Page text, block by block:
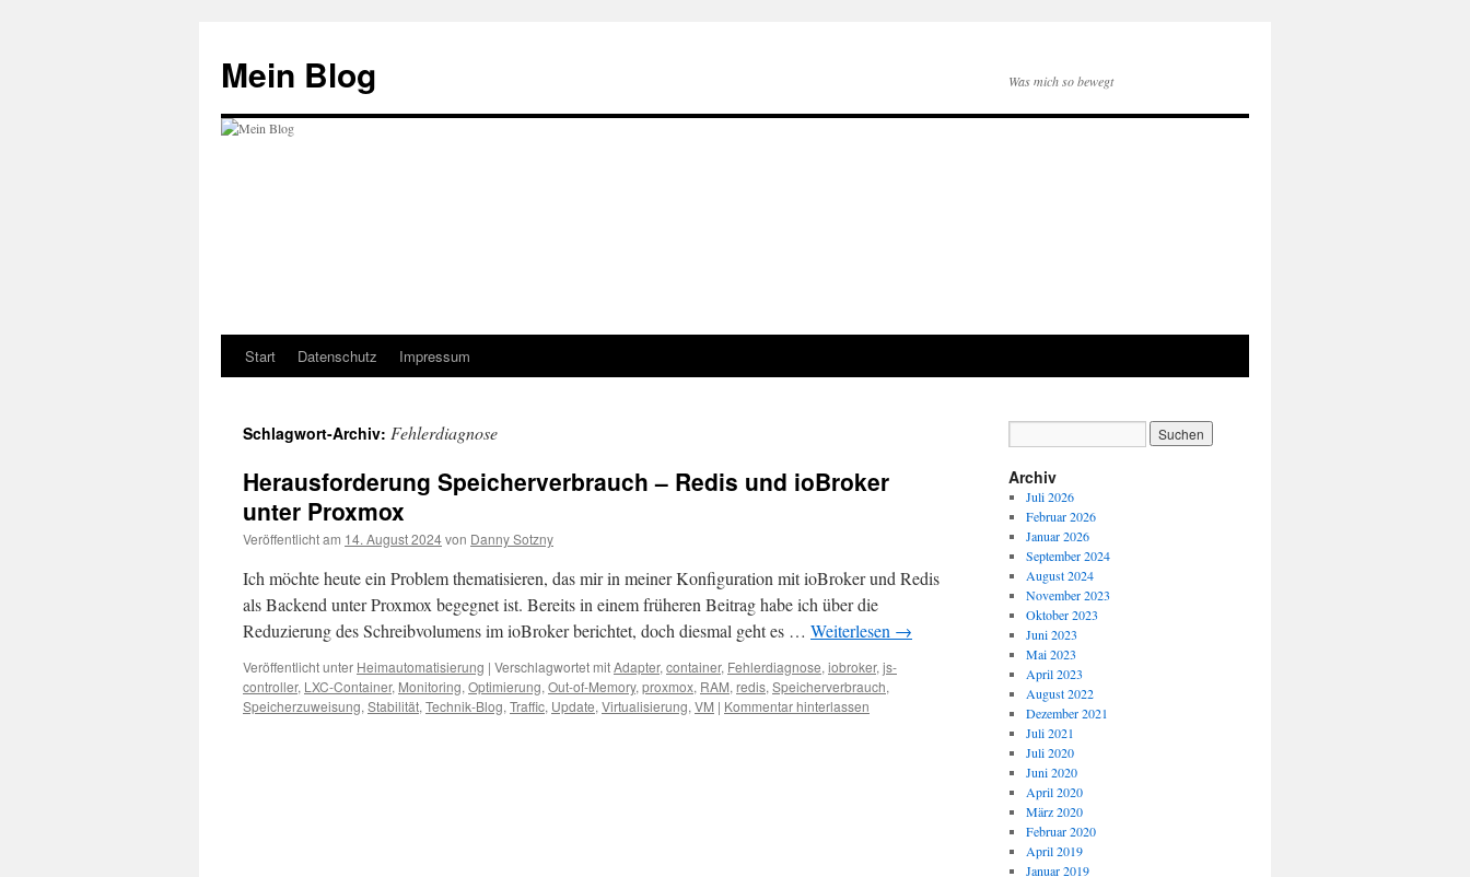
springen
Mein Blog Was mich so bewegt
Start Datenschutz Impressum
Schlagwort-Archiv: Fehlerdiagnose
Herausforderung Speicherverbrauch – Redis und ioBroker
unter Proxmox
Veröffentlicht am 14. August 2024von Danny Sotzny
Ich möchte heute ein Problem thematisieren, das mir in meiner Konfiguration mit ioBroker und Redis
als Backend unter Proxmox begegnet ist. Bereits in einem früheren Beitrag habe ich über die
Reduzierung des Schreibvolumens im ioBroker berichtet, doch diesmal geht es … Weiterlesen →
Veröffentlicht unter Heimautomatisierung | Verschlagwortet mitAdapter, container, Fehlerdiagnose, iobroker, js-
controller, LXC-Container, Monitoring, Optimierung, Out-of-Memory, proxmox, RAM, redis, Speicherverbrauch,
Speicherzuweisung, Stabilität, Technik-Blog, Traffic, Update, Virtualisierung, VM | Kommentar hinterlassen
Archiv
Juli 2026
Februar 2026
Januar 2026
September 2024
August 2024
November 2023
Oktober 2023
Juni 2023
Mai 2023
April 2023
August 2022
Dezember 2021
Juli 2021
Juli 2020
Juni 2020
April 2020
März 2020
Februar 2020
April 2019
Januar 2019